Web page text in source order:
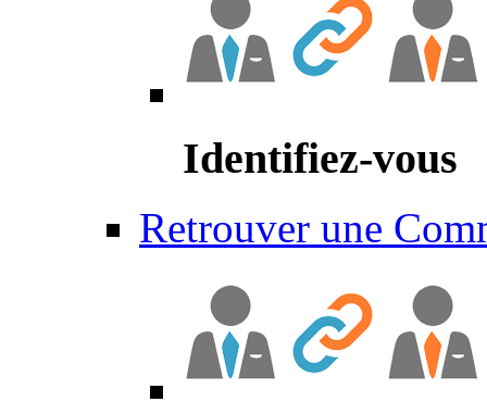
Identifiez-vous
Retrouver une